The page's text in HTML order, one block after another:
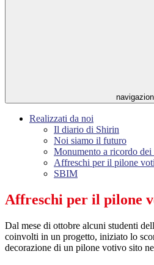
Realizzati da noi
Il diario di Shirin
Noi siamo il futuro
Monumento a ricordo dei
Affreschi per il pilone
SBIM
Affreschi per il pilone
Dal mese di ottobre alcuni studenti
coinvolti in un progetto, iniziato lo
decorazione di un pilone votivo sito